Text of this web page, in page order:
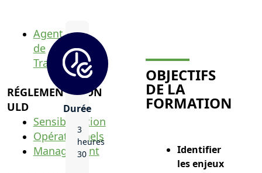
Agent
de
Trafic
RÉGLEMENTATION
ULD
Sensibilisation
Opérationnels
Management
Durée
3
heures
30
OBJECTIFS
DE LA
FORMATION
Identifier
les enjeux